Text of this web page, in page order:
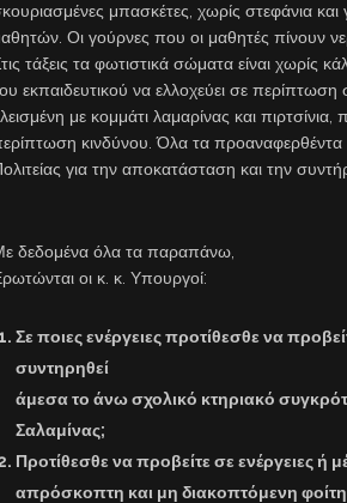
μπασκέτες, χωρίς στεφάνια
Οι γούρνες που οι μαθητές πίνουν
τάξεις τα φωτιστικά σώματα είναι χωρίς
εκπαιδευτικού να ελλοχεύει σε
με κομμάτι λαμαρίνας και
κινδύνου. Όλα τα
για την αποκατάσταση και την
δεδομένα όλα τα παραπάνω,
οι κ. κ. Υπουργοί:
Σε ποιες ενέργειες προτίθεσθε να
συντηρηθεί
άμεσα το άνω σχολικό κτηριακό
Σαλαμίνας;
Προτίθεσθε να προβείτε σε ενέργειες ή
απρόσκοπτη και μη διακοπτόμενη